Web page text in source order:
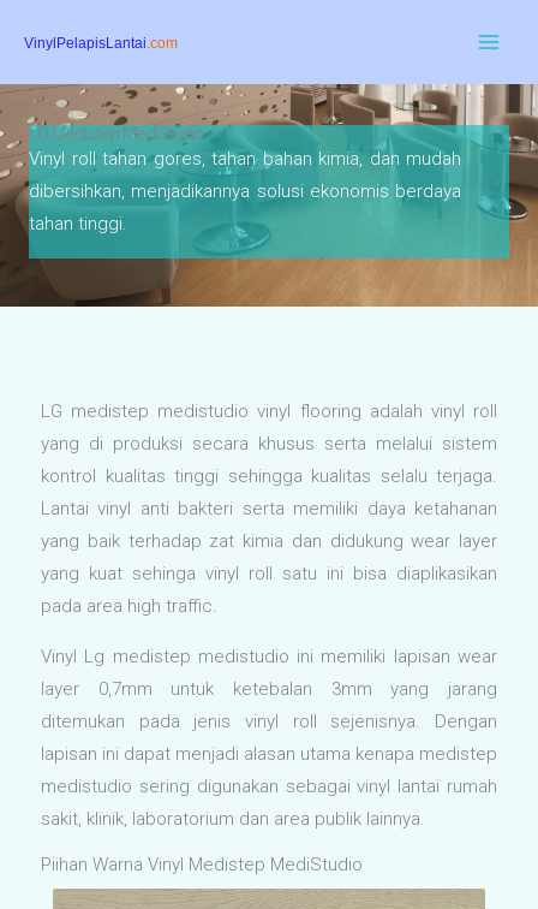
content
LG Medistep MediStudio
Vinyl roll tahan gores, tahan bahan kimia, dan mudah
dibersihkan, menjadikannya solusi ekonomis berdaya
tahan tinggi.
LG medistep medistudio vinyl flooring adalah vinyl roll
yang di produksi secara khusus serta melalui sistem
kontrol kualitas tinggi sehingga kualitas selalu terjaga.
Lantai vinyl anti bakteri serta memiliki daya ketahanan
yang baik terhadap zat kimia dan didukung wear layer
yang kuat sehinga vinyl roll satu ini bisa diaplikasikan
pada area high traffic.
Vinyl Lg medistep medistudio ini memiliki lapisan wear
layer 0,7mm untuk ketebalan 3mm yang jarang
ditemukan pada jenis vinyl roll sejenisnya. Dengan
lapisan ini dapat menjadi alasan utama kenapa medistep
medistudio sering digunakan sebagai vinyl lantai rumah
sakit, klinik, laboratorium dan area publik lainnya.
Piihan Warna Vinyl Medistep MediStudio